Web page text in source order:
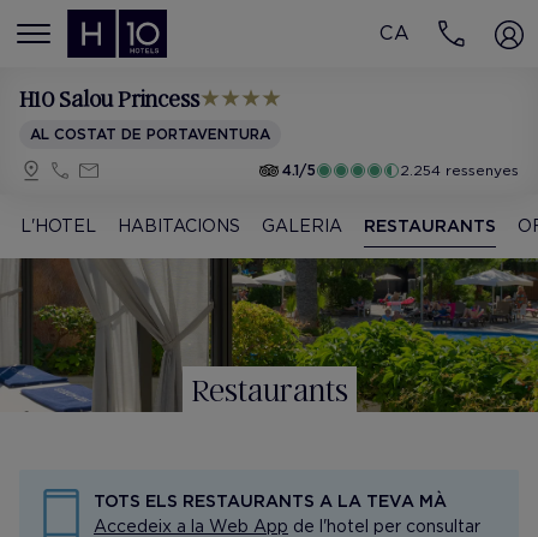
MENÚ
CA
H10 Salou Princess
AL COSTAT DE PORTAVENTURA
4.1/5
2.254 ressenyes
L'HOTEL HABITACIONS GALERIA RESTAURANTS
Restaurants
TOTS ELS RESTAURANTS A LA TEVA MÀ
Accedeix a la Web App de l'hotel per consultar